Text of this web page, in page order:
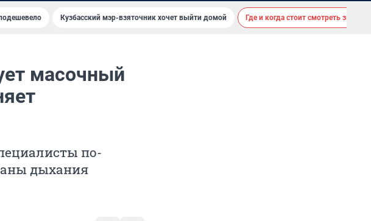
Кузбасский мэр-взяточник хочет выйти домой Где и когда стоит смотреть
масочный
по-
дыхания